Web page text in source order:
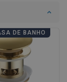
DE BANHO